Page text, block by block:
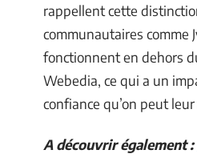
rappellent cette
communautaires comme
fonctionnent en dehors
Webedia, ce qui a un
confiance qu’on peut
A découvrir également :